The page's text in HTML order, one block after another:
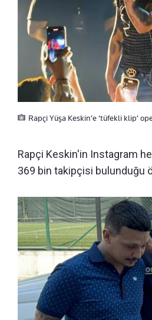
Rapçi Yüşa Keskin’e ‘tüfekli klip’
Rapçi Keskin'in Instagram
369 bin takipçisi bulunduğu